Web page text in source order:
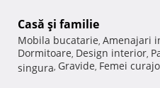
Casă şi familie
Mobila bucatarie, Amenajari
Dormitoare, Design interior,
singura, Gravide, Femei